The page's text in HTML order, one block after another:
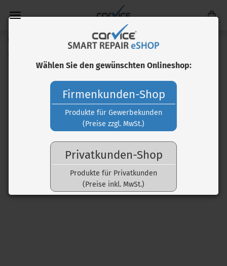
Wählen Sie den gewünschten Onlineshop:
Firmenkunden-Shop
Produkte für Gewerbekunden
(Preise zzgl. MwSt.)
Privatkunden-Shop
Produkte für Privatkunden
(Preise inkl. MwSt.)
Wasserfeste Farbstifte